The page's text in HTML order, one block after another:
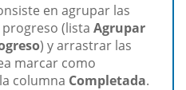
en agrupar las
(lista Agrupar
) y arrastrar las
marcar como
columna Completada.